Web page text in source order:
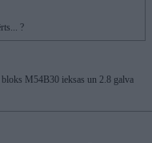
?
M54B30 ieksas un 2.8 galva